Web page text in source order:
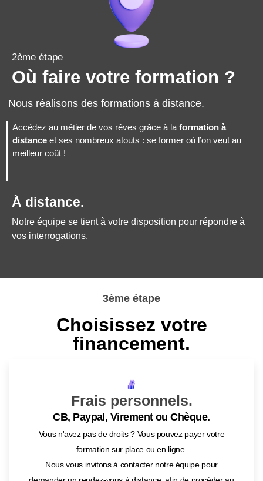
2ème étape
Où faire votre formation ?
Nous réalisons des formations à distance.
Accédez au métier de vos rêves grâce à la formation à
distance et ses nombreux atouts : se former où l’on veut au
meilleur coût !
À distance.
Notre équipe se tient à votre disposition pour répondre à
vos interrogations.
3ème étape
Choisissez votre
financement.
Frais personnels.
CB, Paypal, Virement ou Chèque.
Vous n'avez pas de droits ? Vous pouvez payer votre
formation sur place ou en ligne.
Nous vous invitons à contacter notre équipe pour